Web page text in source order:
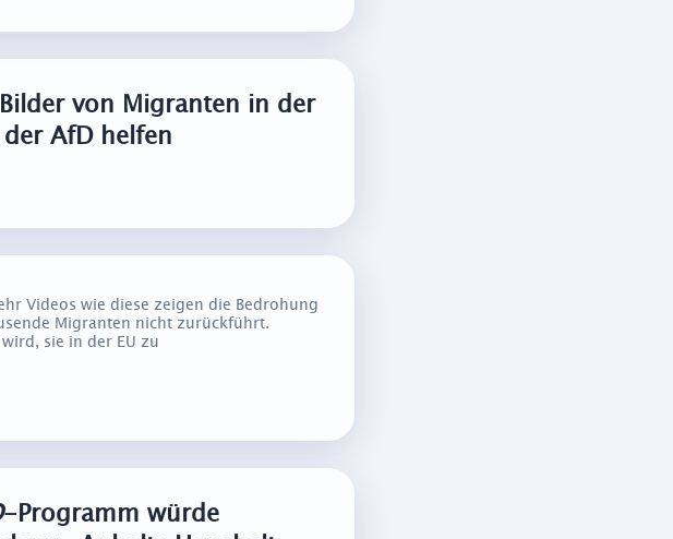
von Migranten in der
AfD helfen
Videos wie diese zeigen die Bedrohung
Migranten nicht zurückführt.
sie in der EU zu
-Programm würde